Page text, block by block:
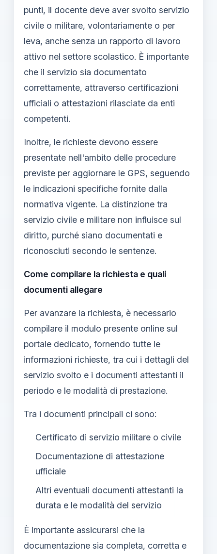
punti, il docente deve aver svolto servizio
civile o militare, volontariamente o per
leva, anche senza un rapporto di lavoro
attivo nel settore scolastico. È importante
che il servizio sia documentato
correttamente, attraverso certificazioni
ufficiali o attestazioni rilasciate da enti
competenti.
Inoltre, le richieste devono essere
presentate nell'ambito delle procedure
previste per aggiornare le GPS, seguendo
le indicazioni specifiche fornite dalla
normativa vigente. La distinzione tra
servizio civile e militare non influisce sul
diritto, purché siano documentati e
riconosciuti secondo le sentenze.
Come compilare la richiesta e quali
documenti allegare
Per avanzare la richiesta, è necessario
compilare il modulo presente online sul
portale dedicato, fornendo tutte le
informazioni richieste, tra cui i dettagli del
servizio svolto e i documenti attestanti il
periodo e le modalità di prestazione.
Tra i documenti principali ci sono:
Certificato di servizio militare o civile
Documentazione di attestazione
ufficiale
Altri eventuali documenti attestanti la
durata e le modalità del servizio
È importante assicurarsi che la
documentazione sia completa, corretta e